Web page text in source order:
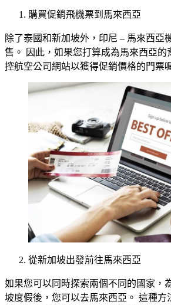
購買促銷飛機票到馬來西亞
除了泰國和新加坡外，印尼 – 馬來西亞
售。 因此，如果您打算成為馬來西亞的
控航空公司網站以獲得促銷價格的門票
從新加坡出發前往馬來西亞
如果您可以同時探索兩個不同的國家，
坡度假後，您可以去馬來西亞。 這種方